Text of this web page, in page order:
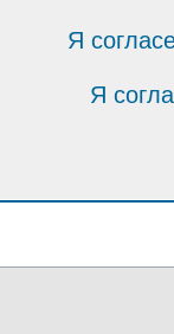
Я
Я